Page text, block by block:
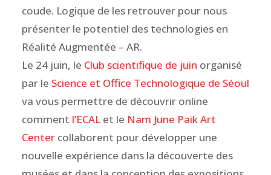
coude. Logique de les retrouver pour nous
présenter le potentiel des technologies en
Réalité Augmentée – AR.
Le 24 juin, le Club scientifique de juin organisé
par le Science et Office Technologique de Séoul
va vous permettre de découvrir online
comment l’ECALet le Nam June Paik Art
Center collaborent pour développer une
nouvelle expérience dans la découverte des